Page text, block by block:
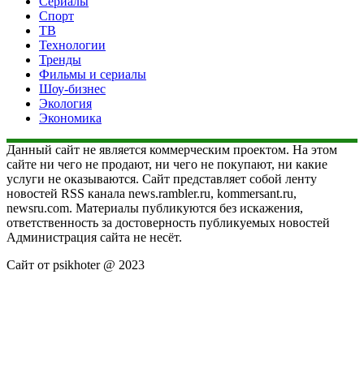
Спорт
ТВ
Технологии
Тренды
Фильмы и сериалы
Шоу-бизнес
Экология
Экономика
Данный сайт не является коммерческим проектом. На этом
сайте ни чего не продают, ни чего не покупают, ни какие
услуги не оказываются. Сайт представляет собой ленту
новостей RSS канала news.rambler.ru, kommersant.ru,
newsru.com. Материалы публикуются без искажения,
ответственность за достоверность публикуемых новостей
Администрация сайта не несёт.
Сайт от psikhoter @ 2023